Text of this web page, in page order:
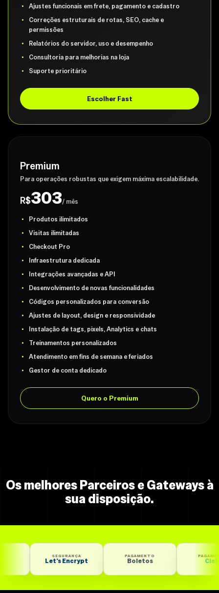
Ajustes funcionais em frete, pagamento e cadastro
Correções estruturais de rotas, SEO, cache e
permissões
Relatórios do servidor, uso e desempenho
Consultoria para melhorias na loja
Suporte prioritário
Escolher Fast
Premium
Para operações robustas que exigem máxima escalabilidade.
R$303/ mês
Produtos ilimitados
Visitas ilimitadas
Checkout Pro
Infraestrutura dedicada
Integrações avançadas e API
Desenvolvimento de novas funcionalidades
Códigos personalizados para conversão
Ajustes de layout, design e responsividade
Instalação de tags, pixels, Analytics e chats
Treinamentos personalizados
Atendimento em fins de semana e feriados
Gestor de conta dedicado
Quero o Premium
Os melhores Parceiros e Gateways à
sua disposição.
SEGURANÇA
Let’s Encrypt
PAGAMENTO
Boletos
PAGAMENTO